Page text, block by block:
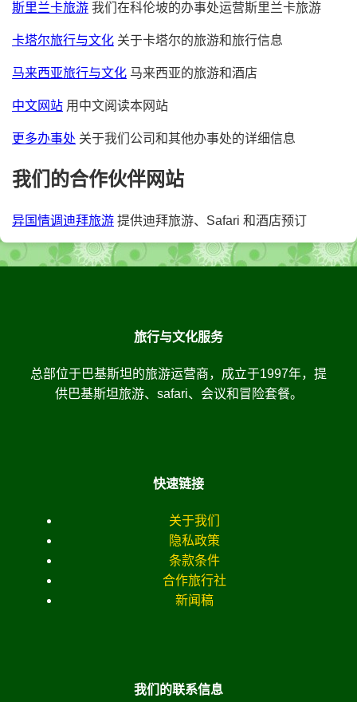
斯里兰卡旅游 我们在科伦坡的办事处运营斯里兰卡旅游
卡塔尔旅行与文化 关于卡塔尔的旅游和旅行信息
马来西亚旅行与文化 马来西亚的旅游和酒店
中文网站 用中文阅读本网站
更多办事处 关于我们公司和其他办事处的详细信息
我们的合作伙伴网站
异国情调迪拜旅游 提供迪拜旅游、Safari 和酒店预订
旅行与文化服务
总部位于巴基斯坦的旅游运营商，成立于1997年，提
供巴基斯坦旅游、safari、会议和冒险套餐。
快速链接
关于我们
隐私政策
条款条件
合作旅行社
新闻稿
我们的联系信息